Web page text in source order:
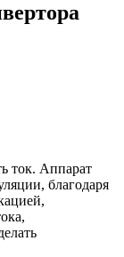
ток. Аппарат
благодаря